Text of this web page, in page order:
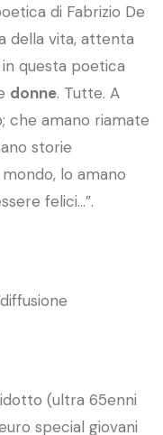
di Fabrizio De
della vita, attenta
questa poetica
donne. Tutte. A
che amano riamate
storie
lo amano
felici…”.
(ultra 65enni
special giovani